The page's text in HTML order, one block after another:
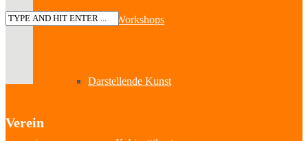
Workshops
Darstellende Kunst
Verein